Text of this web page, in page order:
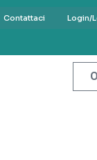
Contattaci Login/